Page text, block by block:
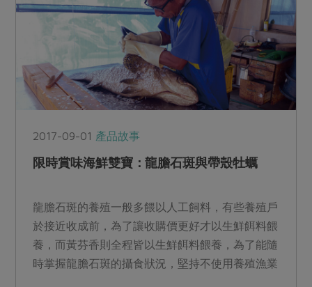
2017-09-01 產品故事
限時賞味海鮮雙寶：龍膽石斑與帶殼牡蠣
龍膽石斑的養殖一般多餵以人工飼料，有些養殖戶
於接近收成前，為了讓收購價更好才以生鮮餌料餵
養，而黃芬香則全程皆以生鮮餌料餵養，為了能隨
時掌握龍膽石斑的攝食狀況，堅持不使用養殖漁業